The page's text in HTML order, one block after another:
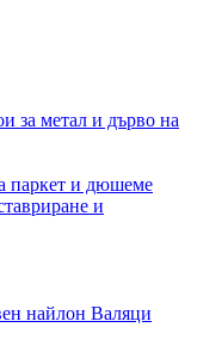
за метал и дърво на
паркет и дюшеме
и
найлон Валяци